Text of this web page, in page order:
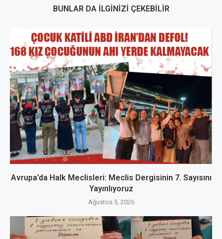
BUNLAR DA İLGINIZI ÇEKEBILIR
Avrupa’da Halk Meclisleri: Meclis Dergisinin 7. Sayısını
Yayınlıyoruz
Ağustos 5, 2026